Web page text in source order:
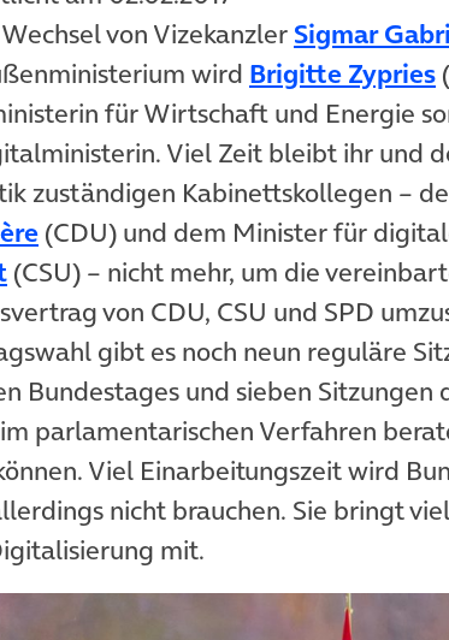
von Vizekanzler Sigmar
wird Brigitte Zypries
für Wirtschaft und Energie
Viel Zeit bleibt ihr und
zuständigen Kabinettskollegen –
(öffnet in neuem Tab)
(CDU) und dem Minister für
(öffnet in neuem Tab)
(CSU) – nicht mehr, um die
von CDU, CSU und SPD
gibt es noch neun reguläre
Bundestages und sieben Sitzungen
parlamentarischen Verfahren
Viel Einarbeitungszeit wird
nicht brauchen. Sie bringt
mit.